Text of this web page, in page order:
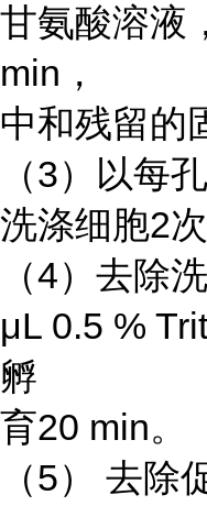
甘氨酸溶液
min，
中和残留的
（3）以每
洗涤细胞2次
（4）去除
μL 0.5 %
孵
育20 min。
（5） 去除